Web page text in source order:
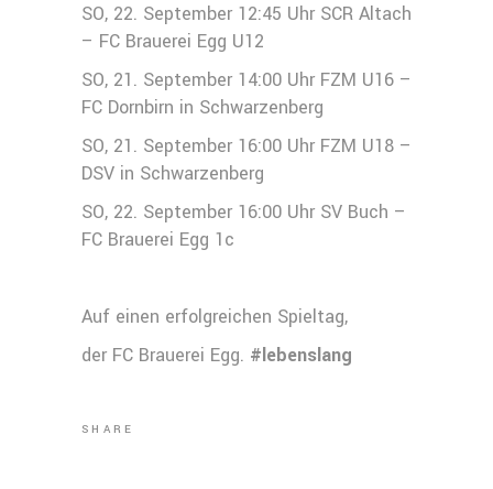
SO, 22. September 12:45 Uhr SCR Altach
– FC Brauerei Egg U12
SO, 21. September 14:00 Uhr FZM U16 –
FC Dornbirn in Schwarzenberg
SO, 21. September 16:00 Uhr FZM U18 –
DSV in Schwarzenberg
SO, 22. September 16:00 Uhr SV Buch –
FC Brauerei Egg 1c
Auf einen erfolgreichen Spieltag,
der FC Brauerei Egg. #lebenslang
SHARE